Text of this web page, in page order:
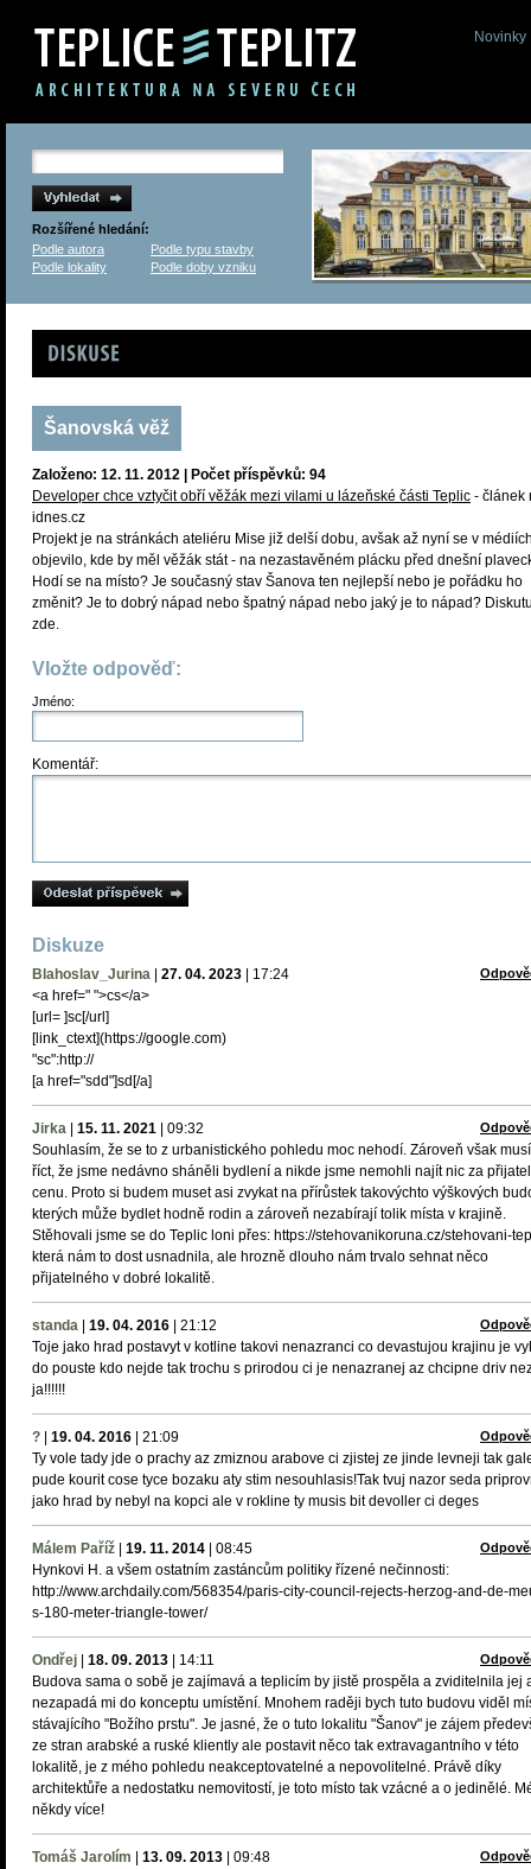
Novinky
Rozšířené hledání:
Podle autora
Podle typu stavby
Podle lokality
Podle doby vzniku
Diskuse
Šanovská věž
Založeno: 12. 11. 2012 | Počet příspěvků: 94
Developer chce vztyčit obří věžák mezi vilami u lázeňské části Teplic - článek
idnes.cz
Projekt je na stránkách ateliéru Mise již delší dobu, avšak až nyní se v
objevilo, kde by měl věžák stát - na nezastavěném plácku před dnešní
Hodí se na místo? Je současný stav Šanova ten nejlepší nebo je pořádku ho
změnit? Je to dobrý nápad nebo špatný nápad nebo jaký je to nápad?
zde.
Vložte odpověď:
Jméno:
Komentář:
Diskuze
Blahoslav_Jurina 27. 04. 2023 17:24
<a href=" ">cs</a>
[url= ]sc[/url]
[link_сtext](https://google.com)
"sc":http://
[a href="sdd"]sd[/a]
Jirka 15. 11. 2021 09:32
Souhlasím, že se to z urbanistického pohledu moc nehodí. Zároveň však
říct, že jsme nedávno sháněli bydlení a nikde jsme nemohli najít nic za
cenu. Proto si budem muset asi zvykat na přírůstek takovýchto výškových
kterých může bydlet hodně rodin a zároveň nezabírají tolik místa v krajině.
Stěhovali jsme se do Teplic loni přes: https://stehovanikoruna.cz/stehovani-
která nám to dost usnadnila, ale hrozně dlouho nám trvalo sehnat něco
přijatelného v dobré lokalitě.
standa 19. 04. 2016 21:12
Toje jako hrad postavyt v kotline takovi nenazranci co devastujou krajinu je
do pouste kdo nejde tak trochu s prirodou ci je nenazranej az chcipne driv
ja!!!!!!
? 19. 04. 2016 21:09
Ty vole tady jde o prachy az zmiznou arabove ci zjistej ze jinde levneji tak
pude kourit cose tyce bozaku aty stim nesouhlasis!Tak tvuj nazor seda
jako hrad by nebyl na kopci ale v rokline ty musis bit devoller ci deges
Málem Paříž 19. 11. 2014 08:45
Hynkovi H. a všem ostatním zastáncům politiky řízené nečinnosti:
http://www.archdaily.com/568354/paris-city-council-rejects-herzog-and-de-
s-180-meter-triangle-tower/
Ondřej 18. 09. 2013 14:11
Budova sama o sobě je zajímavá a teplicím by jistě prospěla a zviditelnila jej
nezapadá mi do konceptu umístění. Mnohem raději bych tuto budovu viděl
stávajícího "Božího prstu". Je jasné, že o tuto lokalitu "Šanov" je zájem
ze stran arabské a ruské kliently ale postavit něco tak extravagantního v této
lokalitě, je z mého pohledu neakceptovatelné a nepovolitelné. Právě díky
architektůře a nedostatku nemovitostí, je toto místo tak vzácné a o jedinělé.
někdy více!
Tomáš Jarolím 13. 09. 2013 09:48